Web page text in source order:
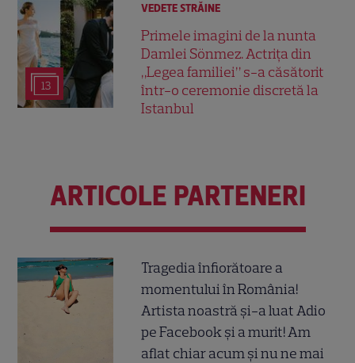
13
VEDETE STRĂINE
Primele imagini de la nunta
Damlei Sönmez. Actrița din
„Legea familiei” s-a căsătorit
într-o ceremonie discretă la
Istanbul
ARTICOLE PARTENERI
Tragedia înfiorătoare a
momentului în România!
Artista noastră și-a luat Adio
pe Facebook și a murit! Am
aflat chiar acum și nu ne mai